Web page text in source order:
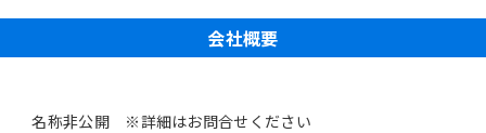
会社概要
名称非公開 ※詳細はお問合せください